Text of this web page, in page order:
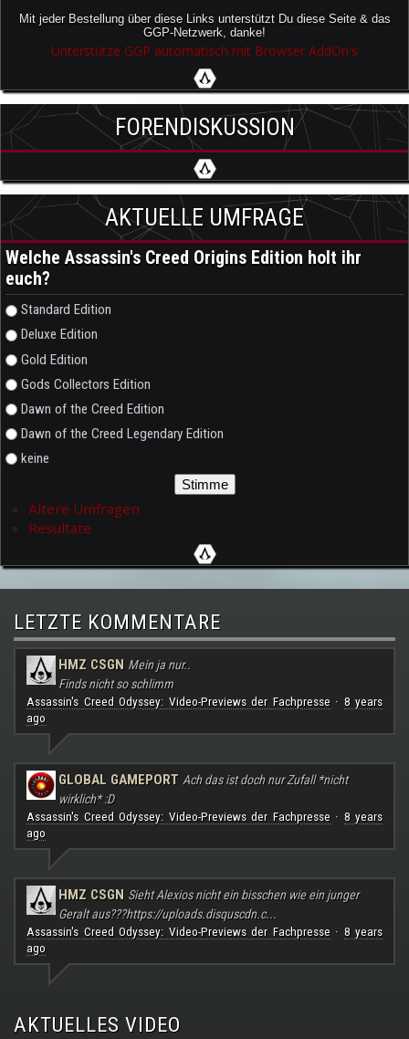
Mit jeder Bestellung über diese Links unterstützt Du diese Seite & das
GGP-Netzwerk, danke!
Unterstütze GGP automatisch mit Browser AddOn's
FORENDISKUSSION
AKTUELLE UMFRAGE
Welche Assassin's Creed Origins Edition holt ihr
euch?
Auswahlmöglichkeiten
Standard Edition
Deluxe Edition
Gold Edition
Gods Collectors Edition
Dawn of the Creed Edition
Dawn of the Creed Legendary Edition
keine
Ältere Umfragen
Resultate
LETZTE KOMMENTARE
HMZ CSGN Mein ja nur..
Finds nicht so schlimm
Assassin's Creed Odyssey: Video-Previews der Fachpresse· 8 years
ago
GLOBAL GAMEPORT Ach das ist doch nur Zufall *nicht
wirklich* :D
Assassin's Creed Odyssey: Video-Previews der Fachpresse· 8 years
ago
HMZ CSGN Sieht Alexios nicht ein bisschen wie ein junger
Geralt aus???https://uploads.disquscdn.c...
Assassin's Creed Odyssey: Video-Previews der Fachpresse· 8 years
ago
AKTUELLES VIDEO